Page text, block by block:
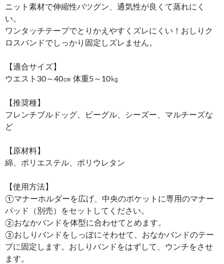
ニット素材で伸縮性バツグン、通気性が良くて蒸れにく
い。
ワンタッチテープでとりかえやすくズレにくい！おしりク
ロスバンドでしっかり固定しズレません。
【適合サイズ】
ウエスト30～40㎝ 体重5～10㎏
【推奨種】
フレンチブルドッグ、ビーグル、シーズー、マルチーズな
ど
【原材料】
綿、ポリエステル、ポリウレタン
【使用方法】
①マナーホルダーを広げ、中央のポケットに専用のマナー
パッド（別売）をセットしてください。
②おなかバンドを体型に合わせてとめます。
③おしりバンドをしっぽにそわせて、おなかバンドのテー
プに固定します。おしりバンドをはずして、ウンチをさせ
ます。